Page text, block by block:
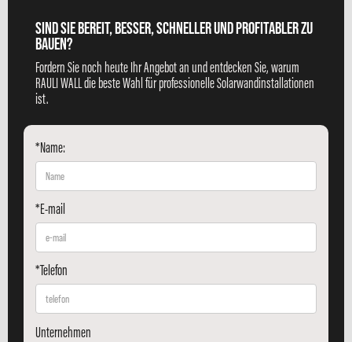
SIND SIE BEREIT, BESSER, SCHNELLER UND PROFITABLER ZU
BAUEN?
Fordern Sie noch heute Ihr Angebot an und entdecken Sie, warum
RAULI WALL die beste Wahl für professionelle Solarwandinstallationen
ist.
*Name:
*E-mail
*Telefon
Unternehmen